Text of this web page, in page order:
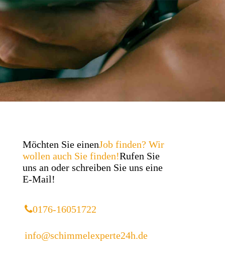
Möchten Sie einenJob finden? Wir
wollen auch Sie finden!Rufen Sie
uns an oder schreiben Sie uns eine
E-Mail!
0176-16051722
info@schimmelexperte24h.de